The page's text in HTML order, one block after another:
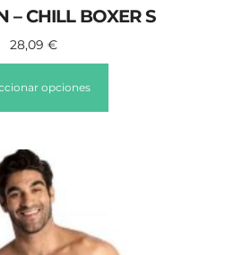
– CHILL BOXER S
28,09 €
opciones